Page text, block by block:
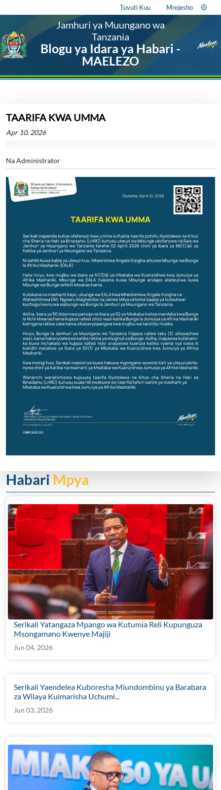
Tuvuti Kuu Mrejesho
Jamhuri ya Muungano wa
Tanzania
Blogu ya Idara ya Habari -
MAELEZO
TAARIFA KWA UMMA
Apr 10, 2026
Na Administrator
Habari Mpya
Serikali Yatangaza Mpango wa Kutumia Reli Kupunguza
Msongamano Kwenye Majiji
Jun 04, 2026
Serikali Yaendelea Kuboresha Miundombinu ya Barabara
za Wilaya Kuimarisha Uchumi...
Jun 03, 2026